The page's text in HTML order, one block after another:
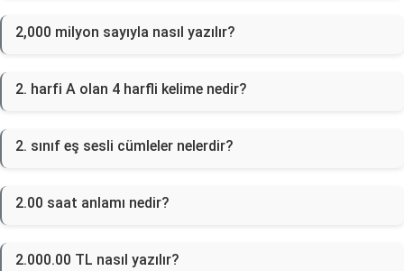
2,000 milyon sayıyla nasıl yazılır?
2. harfi A olan 4 harfli kelime nedir?
2. sınıf eş sesli cümleler nelerdir?
2.00 saat anlamı nedir?
2.000.00 TL nasıl yazılır?